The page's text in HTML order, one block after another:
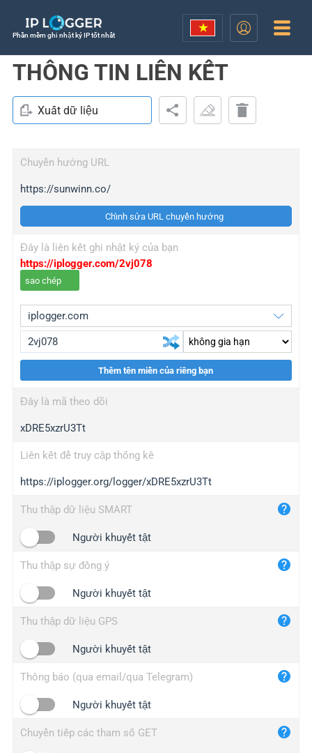
Phần mềm ghi nhật ký IP tốt nhất
THÔNG TIN LIÊN KẾT
Xuất dữ liệu
Chuyển hướng URL
https://sunwinn.co/
Chỉnh sửa URL chuyển hướng
Đây là liên kết ghi nhật ký của bạn
https://iplogger.com/2vj078
sao chép
wl.gl
ed.tc
bc.ax
iplogger.com
maper.info
2no.co
yip.su
iplogger.info
Thêm tên miền của riêng bạn
Đây là mã theo dõi
xDRE5xzrU3Tt
Liên kết để truy cập thống kê
https://iplogger.org/logger/xDRE5xzrU3Tt
Thu thập dữ liệu SMART
Người khuyết tật
Thu thập sự đồng ý
Người khuyết tật
Thu thập dữ liệu GPS
Người khuyết tật
Thông báo (qua email/qua Telegram)
Người khuyết tật
Chuyển tiếp các tham số GET